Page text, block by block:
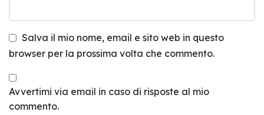
Salva il mio nome, email e sito web in questo
browser per la prossima volta che commento.
Avvertimi via email in caso di risposte al mio
commento.